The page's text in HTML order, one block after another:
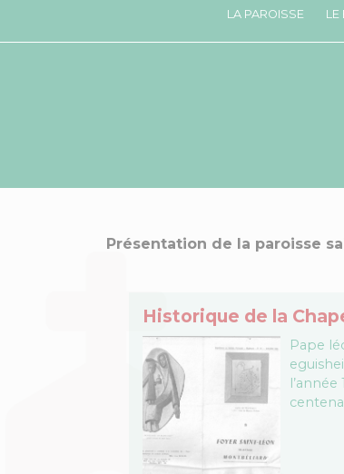
LA PAROISSE LE
Présentation de la paroisse
Historique de la
Pape